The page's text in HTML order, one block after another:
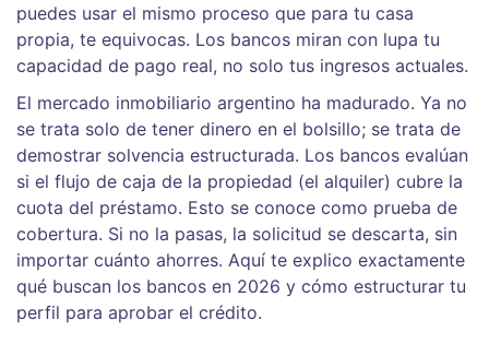
puedes usar el mismo proceso que para tu casa
propia, te equivocas. Los bancos miran con lupa tu
capacidad de pago real, no solo tus ingresos actuales.
El mercado inmobiliario argentino ha madurado. Ya no
se trata solo de tener dinero en el bolsillo; se trata de
demostrar solvencia estructurada. Los bancos evalúan
si el flujo de caja de la propiedad (el alquiler) cubre la
cuota del préstamo. Esto se conoce como prueba de
cobertura. Si no la pasas, la solicitud se descarta, sin
importar cuánto ahorres. Aquí te explico exactamente
qué buscan los bancos en 2026 y cómo estructurar tu
perfil para aprobar el crédito.